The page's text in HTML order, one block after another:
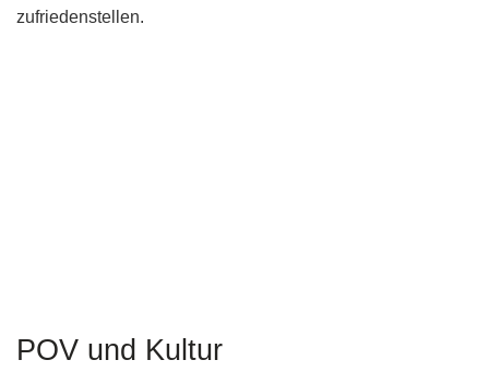
zufriedenstellen.
POV und Kultur